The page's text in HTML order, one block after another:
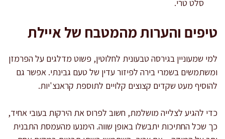
סלט טרי.
טיפים והערות מהמטבח של איילת
למי שמעוניין בגירסה טבעונית לחלוטין, פשוט מדלגים על הפרמזן
ומשתמשים בשמרי בירה לפיזור עדין של טעם גבינתי. אפשר גם
להוסיף מעט שקדים קצוצים קלויים לתוספת קראנצ'יות.
כדי להגיע לצלייה מושלמת, חשוב לפרוס את הירקות בעובי אחיד,
כך שכל החתיכות יתבשלו באופן שווה. הימנעו מהעמסת התבנית